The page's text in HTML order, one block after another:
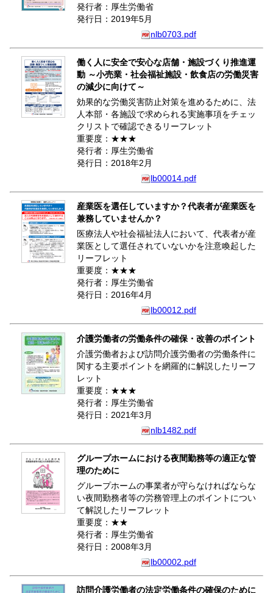
発行者：厚生労働省
発行日：2019年5月
nlb0703.pdf
働く人に安全で安心な店舗・施設づくり推進運
動 ～小売業・社会福祉施設・飲食店の労働災害
の減少に向けて～
効果的な労働災害防止対策を進めるために、法
人本部・各施設で求められる実施事項をチェッ
クリストで確認できるリーフレット
重要度：★★★
発行者：厚生労働省
発行日：2018年2月
lb00014.pdf
産業医を選任していますか？代表者が産業医を
兼務していませんか？
医療法人や社会福祉法人において、代表者が産
業医として選任されていないかを注意喚起した
リーフレット
重要度：★★★
発行者：厚生労働省
発行日：2016年4月
lb00012.pdf
介護労働者の労働条件の確保・改善のポイント
介護労働者および訪問介護労働者の労働条件に
関する主要ポイントを網羅的に解説したリーフ
レット
重要度：★★★
発行者：厚生労働省
発行日：2021年3月
nlb1482.pdf
グループホームにおける夜間勤務等の適正な管
理のために
グループホームの事業者が守らなければならな
い夜間勤務者等の労務管理上のポイントについ
て解説したリーフレット
重要度：★★
発行者：厚生労働省
発行日：2008年3月
lb00002.pdf
訪問介護労働者の法定労働条件の確保のために